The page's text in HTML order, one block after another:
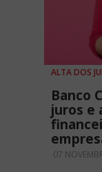
ALTA DOS
Banco
juros e
07